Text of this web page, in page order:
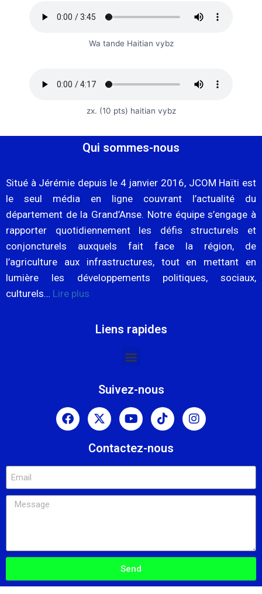
Wa tande Haitian vybz
zx. (10 pts) haitian vybz
Qui sommes-nous
Situé à Jérémie depuis le 4 janvier 2016, JCOM Haïti est
le seul média en ligne couvrant l’actualité du
département de la Grand’Anse. Notre équipe s’engage à
rapporter quotidiennement les défis structurels et
conjoncturels auxquels fait face la région, de
l’agriculture aux infrastructures, tout en mettant en
lumière les développements politiques, sociaux,
culturels… Lire plus
Liens rapides
Suivez-nous
Contactez-nous
Send